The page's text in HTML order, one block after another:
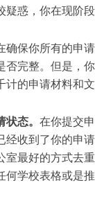
疑惑，你在现阶
确保你所有的申
否完整。但是，
计的申请材料和
态。 在你提交
经收到了你的申
室最好的方式去
何学校表格或是